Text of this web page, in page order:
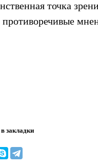
точка
закладки